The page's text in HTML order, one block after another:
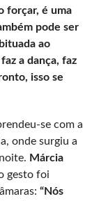
forçar, é uma
pode ser
ao
a dança, faz
isso se
se com a
onde surgiu a
Márcia
gesto foi
“Nós